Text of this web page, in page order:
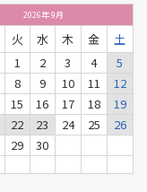
2026年9月
火 水 木 金
土
1
2 3 4
5
8 9 10 11
12
15 16 17 18
19
22 23 24 25
26
29 30